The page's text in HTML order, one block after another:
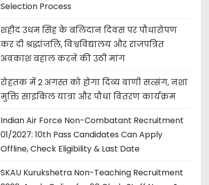
Selection Process
शहीद उधम सिंह के बलिदान दिवस पर पौधारोपण
कर दी श्रद्धांजलि, विश्वविद्यालय और राजपत्रित
अवकाश बहाल करने की उठी मांग
रोहतक में 2 अगस्त को होगा दिव्य वाणी सत्संग, नशा
मुक्ति साइकिल यात्रा और पौधा वितरण कार्यक्रम
Indian Air Force Non-Combatant Recruitment
01/2027: 10th Pass Candidates Can Apply
Offline, Check Eligibility & Last Date
SKAU Kurukshetra Non-Teaching Recruitment